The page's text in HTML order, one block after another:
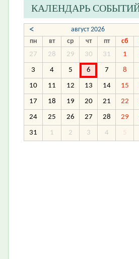
КАЛЕНДАРЬ
< август 2026
пн вт ср чт пт сб
27
28 29 30 31 1
3 4 5 6 7 8
10 11 12 13 14 15
17 18 19 20 21 22
24 25 26 27 28 29
31 1 2 3 4 5